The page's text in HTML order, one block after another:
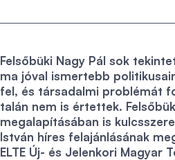
Felsőbüki Nagy Pál sok
ma jóval ismertebb
fel, és társadalmi problémát
talán nem is értettek.
megalapításában is
István híres felajánlásának
ELTE Új- és Jelenkori Magyar